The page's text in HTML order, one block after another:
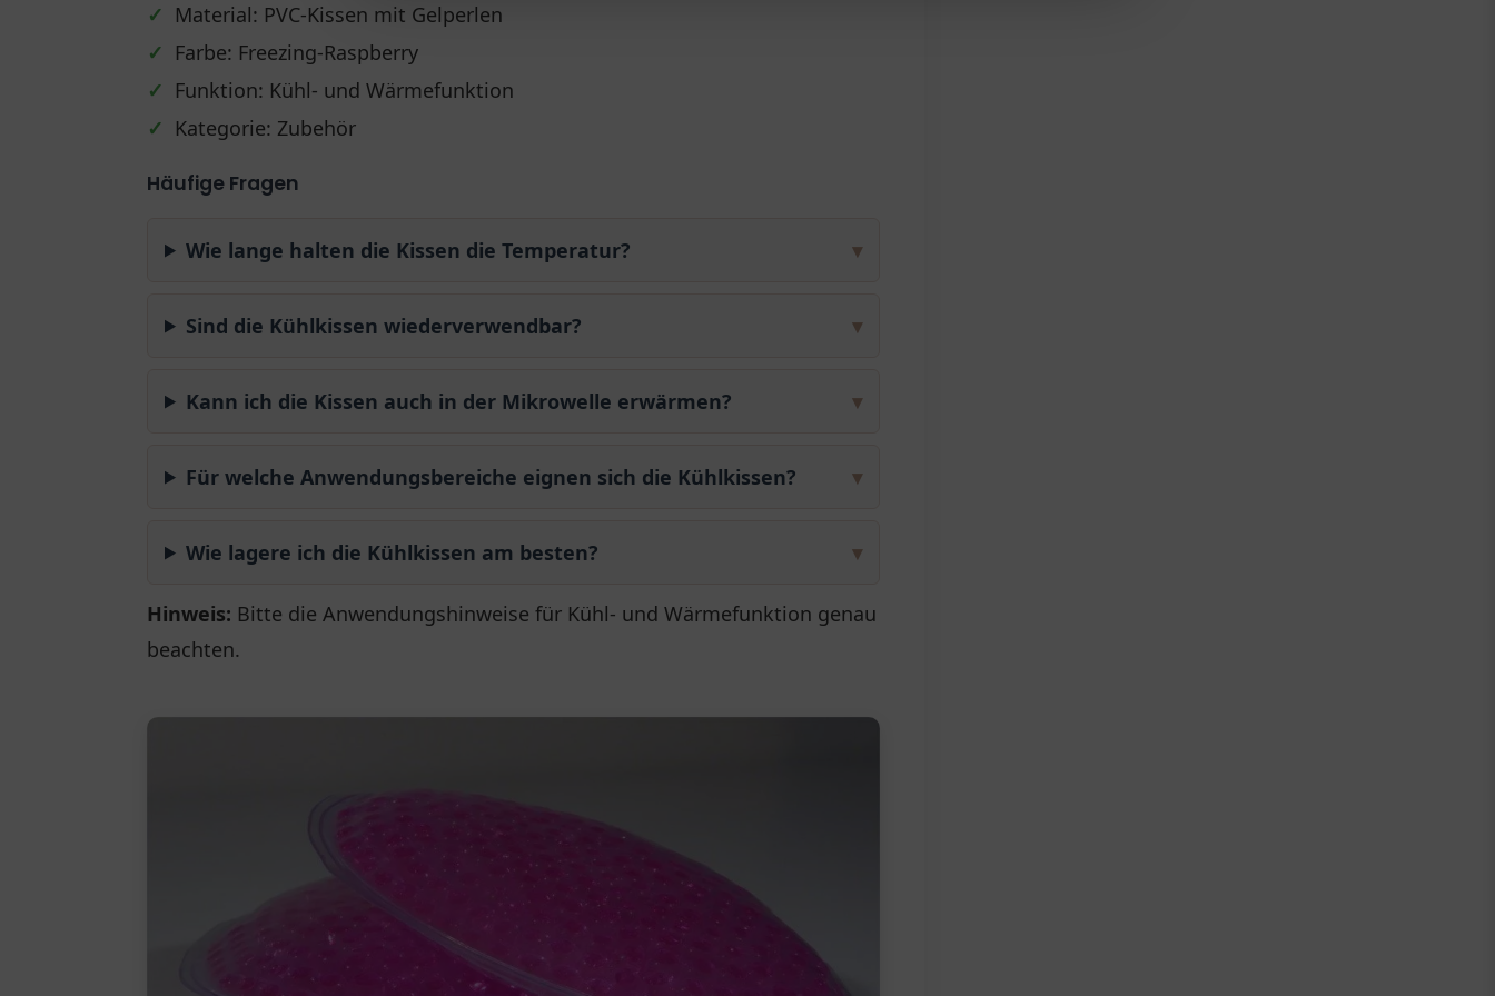
✓ Material: PVC-Kissen mit Gelperlen
✓ Farbe: Freezing-Raspberry
✓ Funktion: Kühl- und Wärmefunktion
✓ Kategorie: Zubehör
Häufige Fragen
▾
Wie lange halten die Kissen die Temperatur?
▾
Sind die Kühlkissen wiederverwendbar?
▾
Kann ich die Kissen auch in der Mikrowelle erwärmen?
▾
Für welche Anwendungsbereiche eignen sich die Kühlkissen?
▾
Wie lagere ich die Kühlkissen am besten?
Hinweis: Bitte die Anwendungshinweise für Kühl- und Wärmefunktion genau
beachten.